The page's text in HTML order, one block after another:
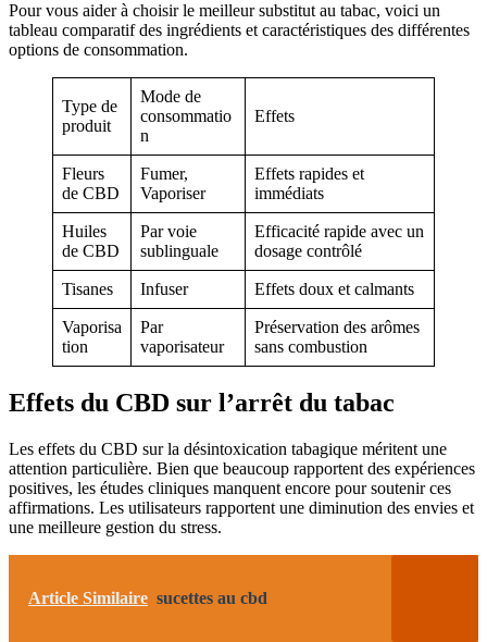
Pour vous aider à choisir le meilleur substitut au tabac, voici un
tableau comparatif des ingrédients et caractéristiques des différentes
options de consommation.
Type de
produit
Mode de
consommatio
n
Effets
Fleurs
de CBD
Fumer,
Vaporiser
Effets rapides et
immédiats
Huiles
de CBD
Par voie
sublinguale
Efficacité rapide avec un
dosage contrôlé
Tisanes Infuser Effets doux et calmants
Vaporisa
tion
Par
vaporisateur
Préservation des arômes
sans combustion
Effets du CBD sur l’arrêt du tabac
Les effets du CBD sur la désintoxication tabagique méritent une
attention particulière. Bien que beaucoup rapportent des expériences
positives, les études cliniques manquent encore pour soutenir ces
affirmations. Les utilisateurs rapportent une diminution des envies et
une meilleure gestion du stress.
Article Similaire sucettes au cbd